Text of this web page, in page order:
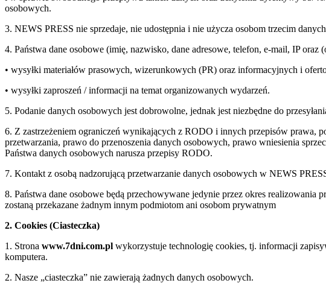
osobowych.
3. NEWS PRESS nie sprzedaje, nie udostępnia i nie użycza osobom trzecim
4. Państwa dane osobowe (imię, nazwisko, dane adresowe, telefon, e-mail, IP
• wysyłki materiałów prasowych, wizerunkowych (PR) oraz informacyjnych i
• wysyłki zaproszeń / informacji na temat organizowanych wydarzeń.
5. Podanie danych osobowych jest dobrowolne, jednak jest niezbędne do
6. Z zastrzeżeniem ograniczeń wynikających z RODO i innych przepisów prawa,
przetwarzania, prawo do przenoszenia danych osobowych, prawo wniesienia
Państwa danych osobowych narusza przepisy RODO.
7. Kontakt z osobą nadzorującą przetwarzanie danych osobowych w NEWS
8. Państwa dane osobowe będą przechowywane jedynie przez okres
zostaną przekazane żadnym innym podmiotom ani osobom prywatnym
2. Cookies (Ciasteczka)
1. Strona www.7dni.com.pl wykorzystuje technologię cookies, tj. informacji
komputera.
2. Nasze „ciasteczka” nie zawierają żadnych danych osobowych.